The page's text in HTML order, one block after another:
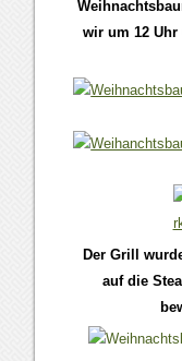
wir um 12
Der Grill
auf die